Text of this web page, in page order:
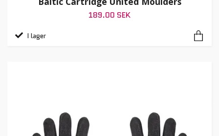
189.00 SEK
I lager